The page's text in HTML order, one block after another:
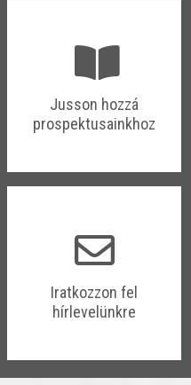
​​Jusson hozzá
prospektusainkhoz
​​Iratkozzon fel
hírlevelünkre